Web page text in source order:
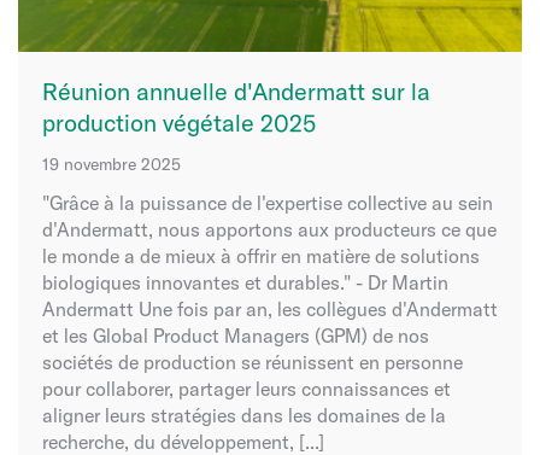
Réunion annuelle d'Andermatt sur la
production végétale 2025
19 novembre 2025
"Grâce à la puissance de l'expertise collective au sein
d'Andermatt, nous apportons aux producteurs ce que
le monde a de mieux à offrir en matière de solutions
biologiques innovantes et durables." - Dr Martin
Andermatt Une fois par an, les collègues d'Andermatt
et les Global Product Managers (GPM) de nos
sociétés de production se réunissent en personne
pour collaborer, partager leurs connaissances et
aligner leurs stratégies dans les domaines de la
recherche, du développement, [...]